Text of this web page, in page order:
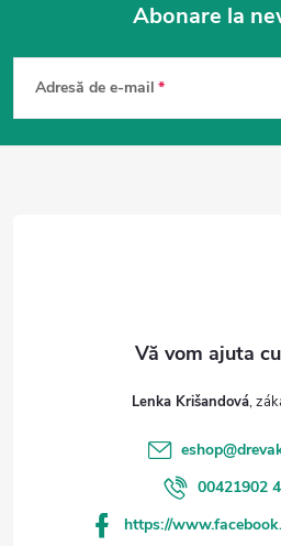
S
b
s
Abonare la
Adresă de e-mail
Lenka Krišandová
eshop@
00421902
https://